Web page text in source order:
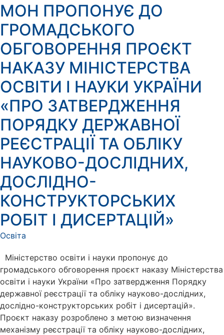
МОН ПРОПОНУЄ ДО
ГРОМАДСЬКОГО
ОБГОВОРЕННЯ ПРОЄКТ
НАКАЗУ МІНІСТЕРСТВА
ОСВІТИ І НАУКИ УКРАЇНИ
«ПРО ЗАТВЕРДЖЕННЯ
ПОРЯДКУ ДЕРЖАВНОЇ
РЕЄСТРАЦІЇ ТА ОБЛІКУ
НАУКОВО-ДОСЛІДНИХ,
ДОСЛІДНО-
КОНСТРУКТОРСЬКИХ
РОБІТ І ДИСЕРТАЦІЙ»
Освіта
Міністерство освіти і науки пропонує до
громадського обговорення проєкт наказу Міністерства
освіти і науки України «Про затвердження Порядку
державної реєстрації та обліку науково-дослідних,
дослідно-конструкторських робіт і дисертацій».
Проєкт наказу розроблено з метою визначення
механізму реєстрації та обліку науково-дослідних,